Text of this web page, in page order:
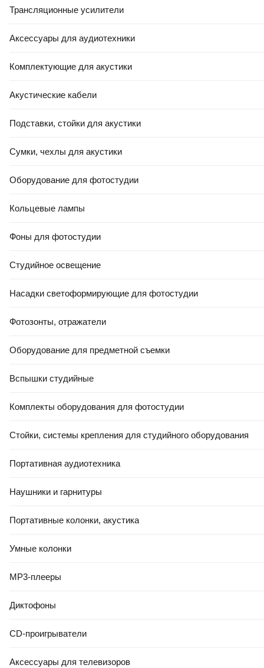
Трансляционные усилители
Аксессуары для аудиотехники
Комплектующие для акустики
Акустические кабели
Подставки, стойки для акустики
Сумки, чехлы для акустики
Оборудование для фотостудии
Кольцевые лампы
Фоны для фотостудии
Студийное освещение
Насадки светоформирующие для фотостудии
Фотозонты, отражатели
Оборудование для предметной съемки
Вспышки студийные
Комплекты оборудования для фотостудии
Стойки, системы крепления для студийного оборудования
Портативная аудиотехника
Наушники и гарнитуры
Портативные колонки, акустика
Умные колонки
MP3-плееры
Диктофоны
CD-проигрыватели
Аксессуары для телевизоров